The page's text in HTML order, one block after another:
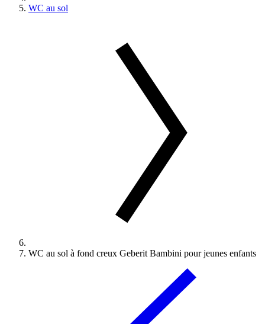
WC au sol
WC au sol à fond creux Geberit Bambini pour jeunes enfants